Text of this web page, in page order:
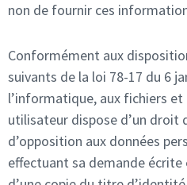
non de fournir ces
Conformément aux
suivants de la loi 78-17 du 6
l’informatique, aux fichiers
utilisateur dispose d’un droit
d’opposition aux données
effectuant sa demande